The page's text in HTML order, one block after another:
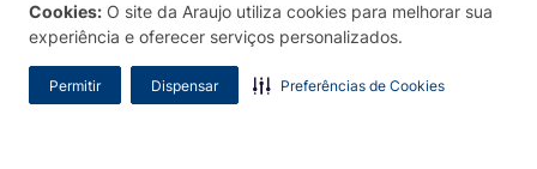
Cookies: O site da Araujo utiliza cookies para melhorar sua
experiência e oferecer serviços personalizados.
Permitir Dispensar Preferências de Cookies
Azevedo Guimarães – CRF 10.965 | Yasmin Silva Alvarenga – CRF 52.584 -
Consultor substituto: Thiago Aguiar Pinheiro - CRF Nº 13.748. Alvará
Sanitário: 2025020713 | Autorização de Funcionamento da Empresa (AFE):